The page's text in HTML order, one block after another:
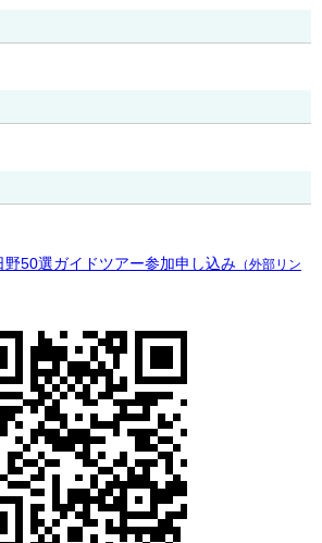
野50選ガイドツアー参加申し込み （外部リン